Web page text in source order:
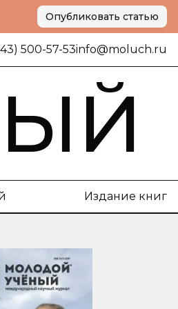
Опубликовать статью
500-57-53info@moluch.ru
Издание книг